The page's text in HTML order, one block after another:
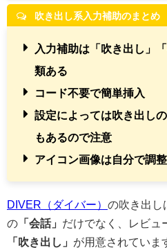
吹き出し系入力補助のまとめ
入力補助は「吹き出し」
類ある
コード不要で簡単挿入
設定によっては吹き出し
もあるので注意
アイコン画像は自分で調
DIVER（ダイバー） の吹き出し
の 「会話」 だけでなく、レビュ
「吹き出し」 が用意されていま